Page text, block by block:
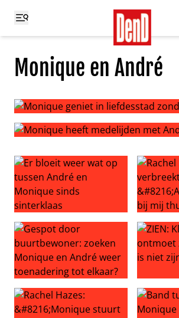
Monique en André
Monique geniet in liefdesstad
Er bloeit weer wat op tussen André
Rachel
Gespot door buurtbewoner:ZIEN: